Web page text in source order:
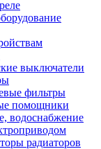
выключатели
фильтры
помощники
водоснабжение
радиаторов